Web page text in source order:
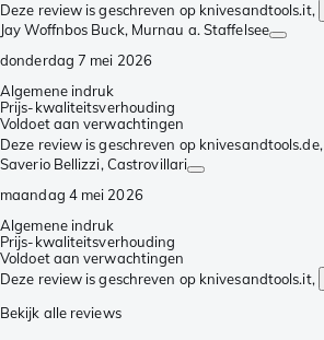
Deze review is geschreven op knivesandtools.it,
Jay Woffnbos Buck, Murnau a. Staffelsee
donderdag 7 mei 2026
Algemene indruk
Prijs-kwaliteitsverhouding
Voldoet aan verwachtingen
Deze review is geschreven op knivesandtools.de,
Saverio Bellizzi, Castrovillari
maandag 4 mei 2026
Algemene indruk
Prijs-kwaliteitsverhouding
Voldoet aan verwachtingen
Deze review is geschreven op knivesandtools.it,
Bekijk alle reviews